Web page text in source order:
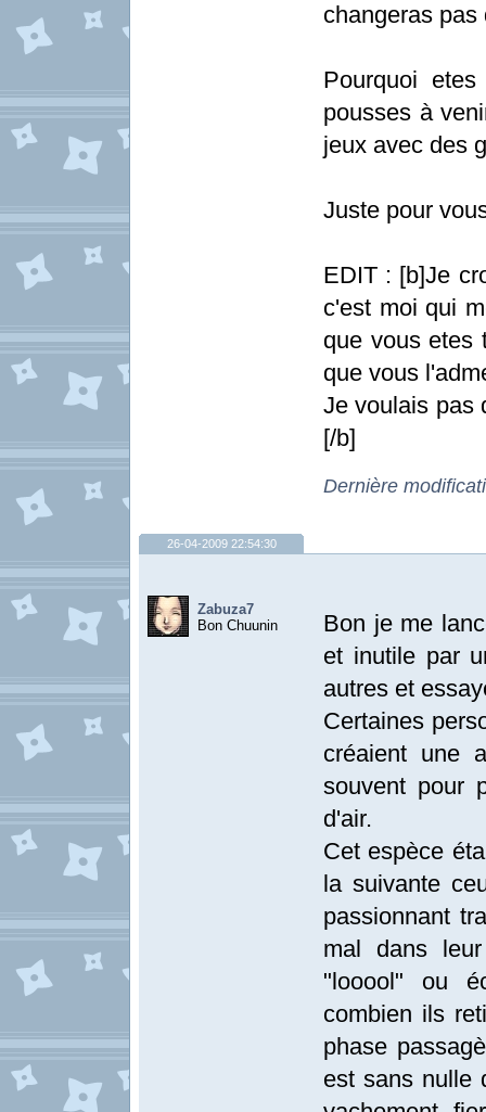
changeras pas
Pourquoi
pousses à
jeux avec des
Juste pour
EDIT : [b]Je
c'est moi qui
que vous etes
que vous
Je voulais pas
[/b]
Dernière
26-04-2009 22:54:30
Zabuza7
Bon Chuunin
Bon je me
et inutile par
autres et
Certaines
créaient une
souvent pour
d'air.
Cet espèce
la suivante
passionnant
mal dans
"looool" ou
combien ils
phase
est sans nulle